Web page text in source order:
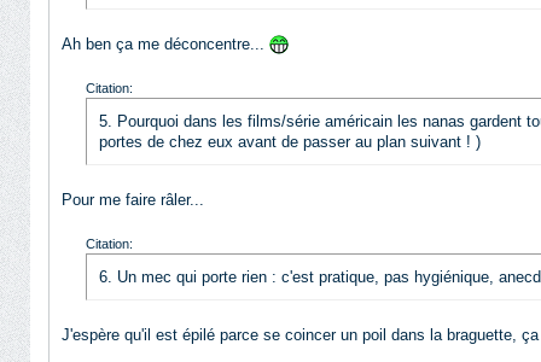
Ah ben ça me déconcentre...
Citation:
5. Pourquoi dans les films/série américain les nanas gardent
portes de chez eux avant de passer au plan suivant ! )
Pour me faire râler...
Citation:
6. Un mec qui porte rien : c'est pratique, pas hygiénique,
J'espère qu'il est épilé parce se coincer un poil dans la braguette,